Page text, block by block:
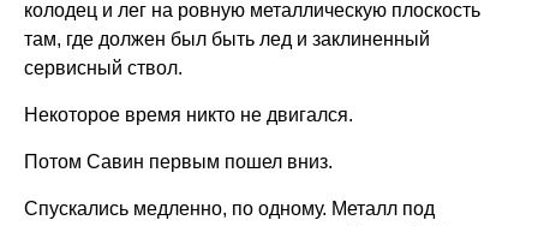
колодец и лег на ровную металлическую плоскость
там, где должен был быть лед и заклиненный
сервисный ствол.
Некоторое время никто не двигался.
Потом Савин первым пошел вниз.
Спускались медленно, по одному. Металл под